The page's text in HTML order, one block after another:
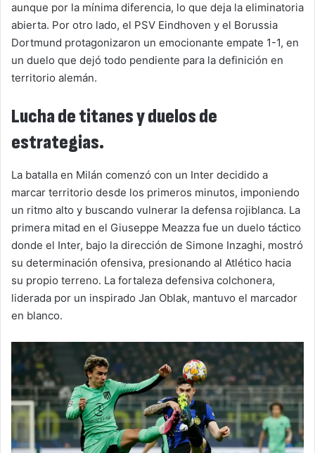
aunque por la mínima diferencia, lo que deja la eliminatoria
abierta. Por otro lado, el PSV Eindhoven y el Borussia
Dortmund protagonizaron un emocionante empate 1-1, en
un duelo que dejó todo pendiente para la definición en
territorio alemán.
Lucha de titanes y duelos de
estrategias.
La batalla en Milán comenzó con un Inter decidido a
marcar territorio desde los primeros minutos, imponiendo
un ritmo alto y buscando vulnerar la defensa rojiblanca. La
primera mitad en el Giuseppe Meazza fue un duelo táctico
donde el Inter, bajo la dirección de Simone Inzaghi, mostró
su determinación ofensiva, presionando al Atlético hacia
su propio terreno. La fortaleza defensiva colchonera,
liderada por un inspirado Jan Oblak, mantuvo el marcador
en blanco.